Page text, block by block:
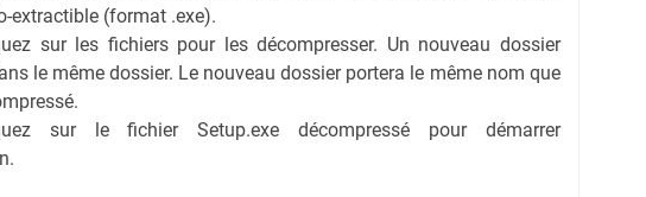
extractible (format .exe).
sur les fichiers pour les décompresser. Un nouveau dossier
le même dossier. Le nouveau dossier portera le même nom que
sur le fichier Setup.exe décompressé pour démarrer